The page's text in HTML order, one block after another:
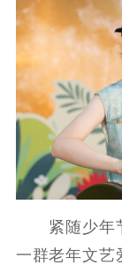
文明创建
思想政治教育
紧随少年节
一群老年文艺